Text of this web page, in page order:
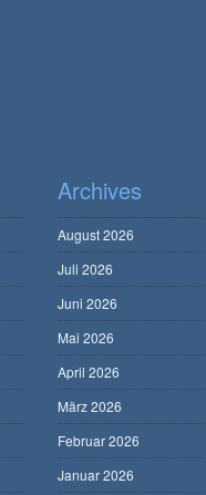
Archives
August 2026
Juli 2026
Juni 2026
Mai 2026
April 2026
März 2026
Februar 2026
Januar 2026